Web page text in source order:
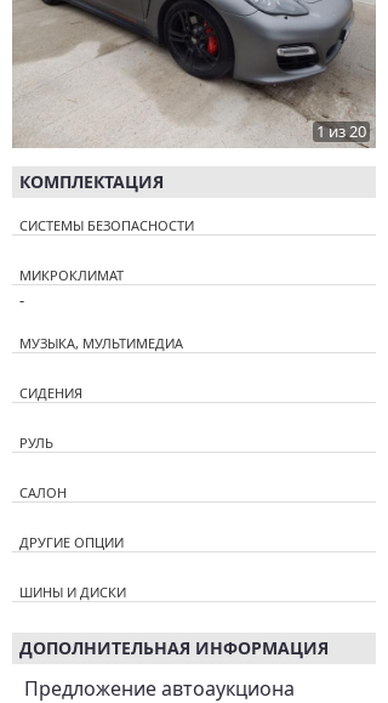
1 из 20
КОМПЛЕКТАЦИЯ
СИСТЕМЫ БЕЗОПАСНОСТИ
МИКРОКЛИМАТ
-
МУЗЫКА, МУЛЬТИМЕДИА
СИДЕНИЯ
РУЛЬ
САЛОН
ДРУГИЕ ОПЦИИ
ШИНЫ И ДИСКИ
ДОПОЛНИТЕЛЬНАЯ ИНФОРМАЦИЯ
Предложение автоаукциона